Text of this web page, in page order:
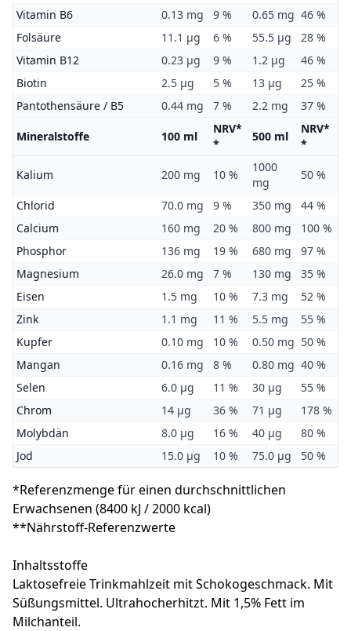
Vitamin B6 0.13 mg 9 % 0.65 mg 46 %
Folsäure
11.1 μg 6 % 55.5 μg
28 %
Vitamin B12
0.23 μg 9 % 1.2 μg
46 %
Biotin
2.5 μg 5 % 13 μg
25 %
Pantothensäure / B5
0.44 mg 7 % 2.2 mg 37 %
Mineralstoffe 100 ml
NRV*
*
500 ml
NRV*
*
Kalium 200 mg 10 %
1000
mg
50 %
Chlorid 70.0 mg 9 % 350 mg
44 %
Calcium
160 mg 20 % 800 mg
100 %
Phosphor
136 mg 19 % 680 mg
97 %
Magnesium
26.0 mg 7 % 130 mg
35 %
Eisen
1.5 mg 10 % 7.3 mg
52 %
Zink
1.1 mg 11 % 5.5 mg
55 %
Kupfer
0.10 mg 10 % 0.50 mg 50 %
Mangan
0.16 mg 8 % 0.80 mg 40 %
Selen
6.0 μg 11 % 30 μg
55 %
Chrom
14 μg 36 % 71 μg
178 %
Molybdän
8.0 μg 16 % 40 μg
80 %
Jod
15.0 μg 10 % 75.0 μg 50 %
*Referenzmenge für einen durchschnittlichen
Erwachsenen (8400 kJ / 2000 kcal)
**Nährstoff-Referenzwerte
Inhaltsstoffe
Laktosefreie Trinkmahlzeit mit Schokogeschmack. Mit
Süßungsmittel. Ultrahocherhitzt. Mit 1,5% Fett im
Milchanteil.